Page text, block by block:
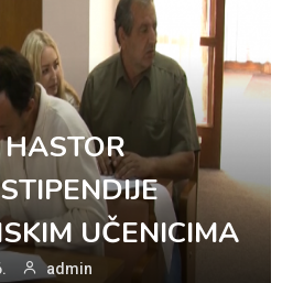
UČENICIMA
admin